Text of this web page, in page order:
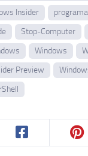
Insider
Stop-Computer
Windows
Preview